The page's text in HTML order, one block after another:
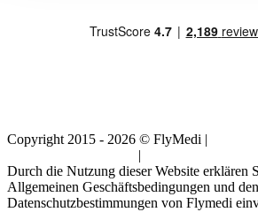
Copyright 2015 - 2026 © FlyMedi |
|
Durch die Nutzung dieser Website erklären
Allgemeinen Geschäftsbedingungen und den
Datenschutzbestimmungen von Flymedi